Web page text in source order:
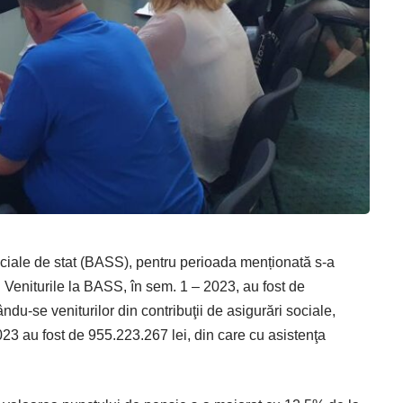
de stat (BASS), pentru perioada menționată s-a
la BASS, în sem. 1 – 2023, au fost de
se veniturilor din contribuţii de asigurări sociale,
au fost de 955.223.267 lei, din care cu asistenţa